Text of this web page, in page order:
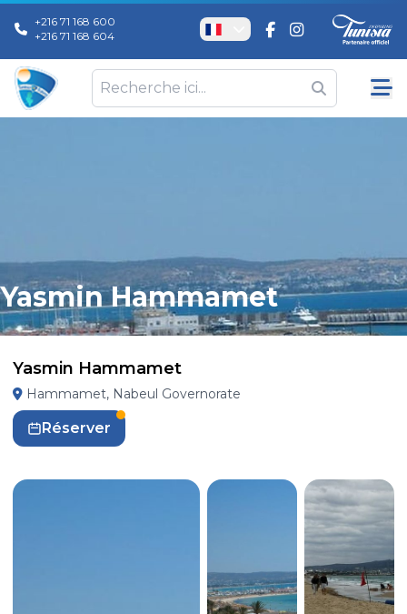
+216 71 168 600
+216 71 168 604
Yasmin Hammamet
Yasmin Hammamet
Hammamet, Nabeul Governorate
Réserver